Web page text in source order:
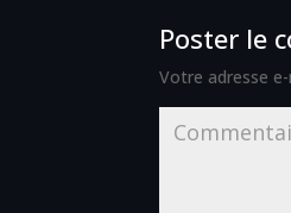
Poster le
Votre adresse